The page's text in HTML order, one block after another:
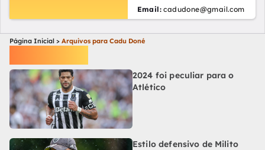
Email: cadudone@gmail.com
Página Inicial > Arquivos para Cadu Doné
2024 foi peculiar para o
Atlético
Estilo defensivo de Milito